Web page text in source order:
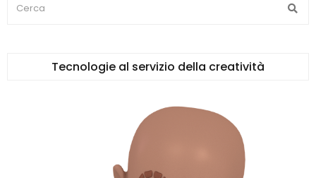
Tecnologie al servizio della creatività